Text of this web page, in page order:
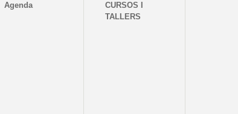
Agenda
CURSOS I
TALLERS